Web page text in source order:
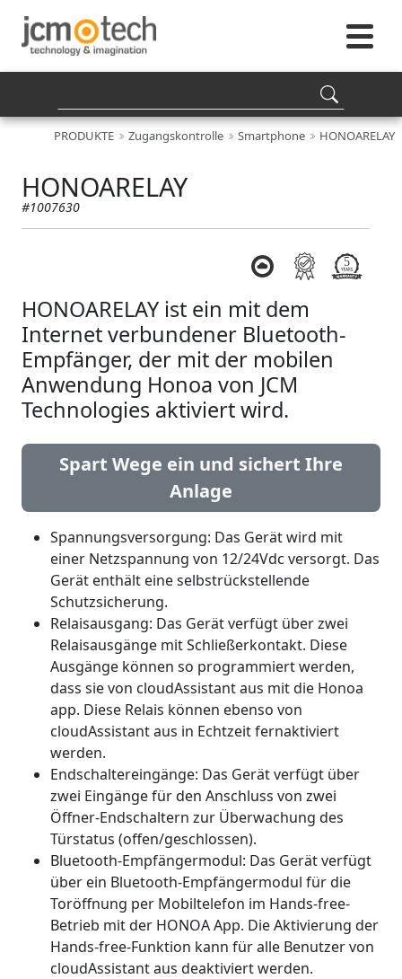
PRODUKTE Zugangskontrolle Smartphone HONOARELAY
HONOARELAY
#1007630
HONOARELAY ist ein mit dem
Internet verbundener Bluetooth-
Empfänger, der mit der mobilen
Anwendung Honoa von JCM
Technologies aktiviert wird.
Spart Wege ein und sichert Ihre
Anlage
Spannungsversorgung: Das Gerät wird mit
einer Netzspannung von 12/24Vdc versorgt. Das
Gerät enthält eine selbstrückstellende
Schutzsicherung.
Relaisausgang: Das Gerät verfügt über zwei
Relaisausgänge mit Schließerkontakt. Diese
Ausgänge können so programmiert werden,
dass sie von cloudAssistant aus mit die Honoa
app. Diese Relais können ebenso von
cloudAssistant aus in Echtzeit fernaktiviert
werden.
Endschaltereingänge: Das Gerät verfügt über
zwei Eingänge für den Anschluss von zwei
Öffner-Endschaltern zur Überwachung des
Türstatus (offen/geschlossen).
Bluetooth-Empfängermodul: Das Gerät verfügt
über ein Bluetooth-Empfängermodul für die
Toröffnung per Mobiltelefon im Hands-free-
Betrieb mit der HONOA App. Die Aktivierung der
Hands-free-Funktion kann für alle Benutzer von
cloudAssistant aus deaktiviert werden.